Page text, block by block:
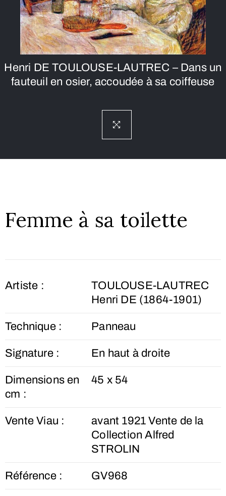
Henri DE TOULOUSE-LAUTREC – Dans un
fauteuil en osier, accoudée à sa coiffeuse
Femme à sa toilette
Artiste :
TOULOUSE-LAUTREC
Henri DE (1864-1901)
Technique : Panneau
Signature : En haut à droite
Dimensions en
cm :
45 x 54
Vente Viau :
avant 1921 Vente de la
Collection Alfred
STROLIN
Référence : GV968